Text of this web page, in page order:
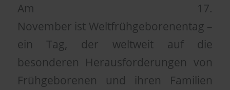
Am 17.
November ist Weltfrühgeborenentag –
ein Tag, der weltweit auf die
besonderen Herausforderungen von
Frühgeborenen und ihren Familien